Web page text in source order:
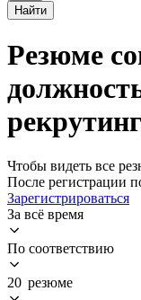
Найти
Резюме
Чтобы видеть все
После регистрации
Зарегистрироваться
За всё время
По соответствию
20 резюме